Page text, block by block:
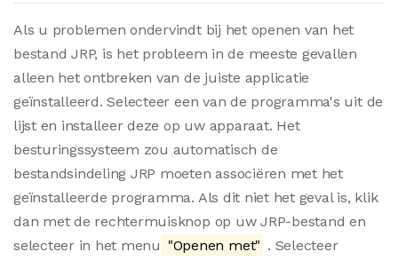
Als u problemen ondervindt bij het openen van het
bestand JRP, is het probleem in de meeste gevallen
alleen het ontbreken van de juiste applicatie
geïnstalleerd. Selecteer een van de programma's uit de
lijst en installeer deze op uw apparaat. Het
besturingssysteem zou automatisch de
bestandsindeling JRP moeten associëren met het
geïnstalleerde programma. Als dit niet het geval is, klik
dan met de rechtermuisknop op uw JRP-bestand en
selecteer in het menu "Openen met" . Selecteer